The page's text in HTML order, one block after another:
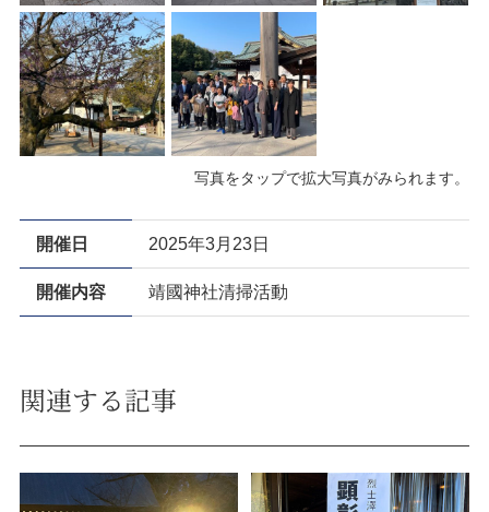
写真をタップで拡大写真がみられます。
開催日 2025年3月23日
開催内容 靖國神社清掃活動
関連する記事